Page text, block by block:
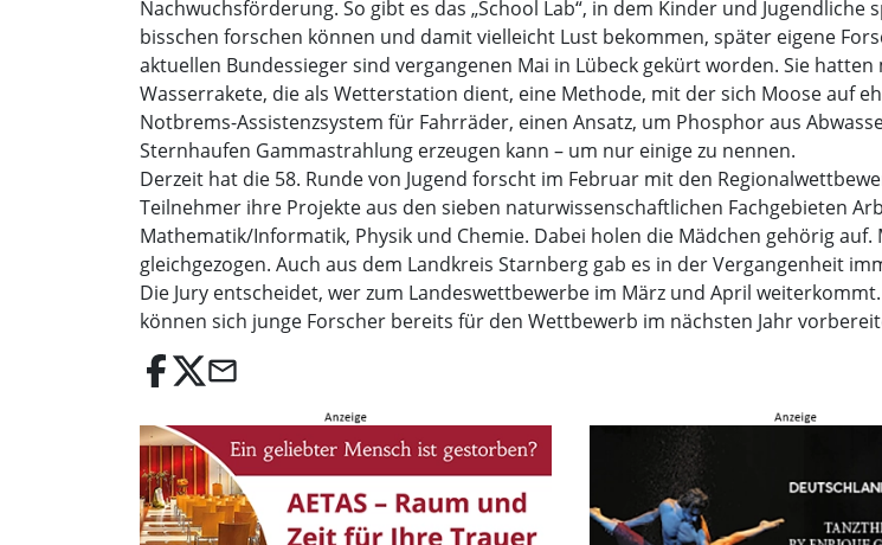
Nachwuchsförderung. So gibt es das „School Lab“, in dem Kinder und
bisschen forschen können und damit vielleicht Lust bekommen, später eigene
aktuellen Bundessieger sind vergangenen Mai in Lübeck gekürt worden. Sie
Wasserrakete, die als Wetterstation dient, eine Methode, mit der sich Moose auf
Notbrems-Assistenzsystem für Fahrräder, einen Ansatz, um Phosphor aus
Sternhaufen Gammastrahlung erzeugen kann – um nur einige zu nennen.
Derzeit hat die 58. Runde von Jugend forscht im Februar mit den
Teilnehmer ihre Projekte aus den sieben naturwissenschaftlichen Fachgebieten
Mathematik/Informatik, Physik und Chemie. Dabei holen die Mädchen gehörig
gleichgezogen. Auch aus dem Landkreis Starnberg gab es in der Vergangenheit
Die Jury entscheidet, wer zum Landeswettbewerbe im März und April
können sich junge Forscher bereits für den Wettbewerb im nächsten Jahr
email